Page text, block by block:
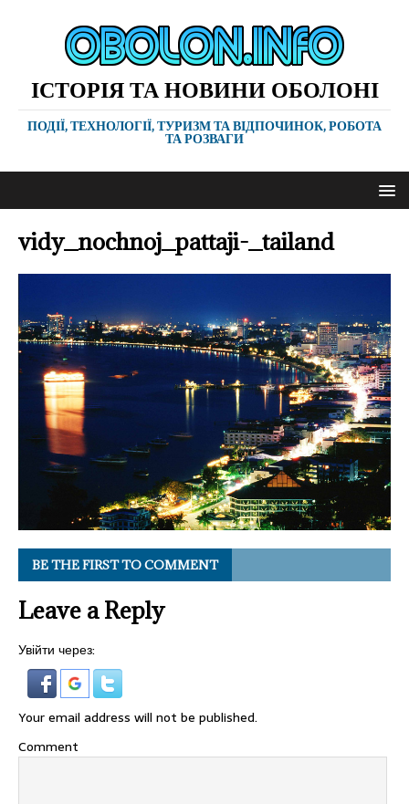
ІСТОРІЯ ТА НОВИНИ ОБОЛОНІ
ПОДІЇ, ТЕХНОЛОГІЇ, ТУРИЗМ ТА ВІДПОЧИНОК, РОБОТА
ТА РОЗВАГИ
vidy_nochnoj_pattaji-_tailand
BE THE FIRST TO COMMENT
Leave a Reply
Увійти через:
Your email address will not be published.
Comment